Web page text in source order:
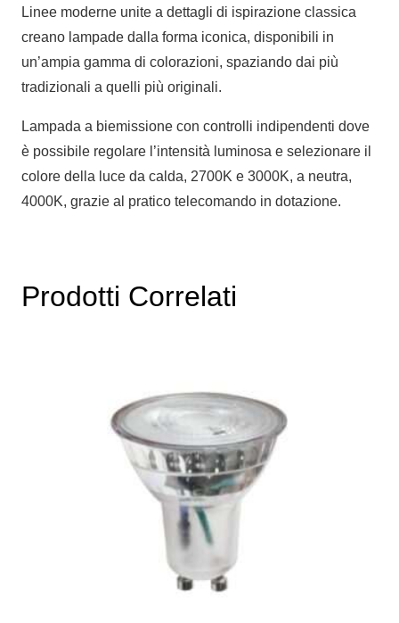
Linee moderne unite a dettagli di ispirazione classica
creano lampade dalla forma iconica, disponibili in
un’ampia gamma di colorazioni, spaziando dai più
tradizionali a quelli più originali.
Lampada a biemissione con controlli indipendenti dove
è possibile regolare l’intensità luminosa e selezionare il
colore della luce da calda, 2700K e 3000K, a neutra,
4000K, grazie al pratico telecomando in dotazione.
Prodotti Correlati